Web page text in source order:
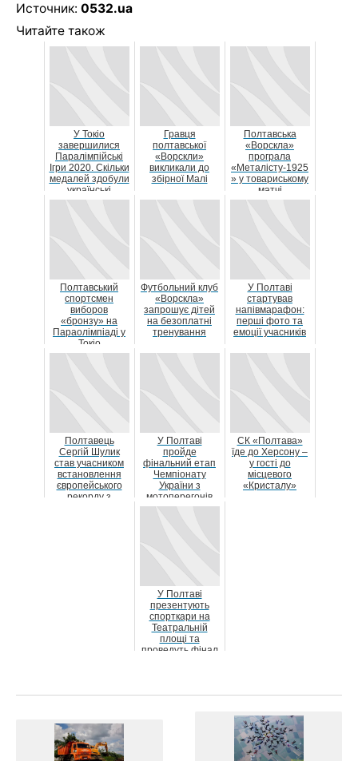
Источник: 0532.ua
Читайте також
У Токіо
завершилися
Паралімпійські
Ігри 2020. Скільки
медалей здобули
українські
спортсмени
Гравця
полтавської
«Ворскли»
викликали до
збірної Малі
Полтавська
«Ворскла»
програла
«Металісту-1925
» у товариському
матчі
Полтавський
спортсмен
виборов
«бронзу» на
Параолімпіаді у
Токіо
Футбольний клуб
«Ворскла»
запрошує дітей
на безоплатні
тренування
У Полтаві
стартував
напівмарафон:
перші фото та
емоції учасників
Полтавець
Сергій Шулик
став учасником
встановлення
європейського
рекорду з
У Полтаві
пройде
фінальний етап
Чемпіонату
України з
мотоперегонів
Cossacks Pitbike
СК «Полтава»
їде до Херсону –
у гості до
місцевого
«Кристалу»
У Полтаві
презентують
спорткари на
Театральній
площі та
проведуть фінал